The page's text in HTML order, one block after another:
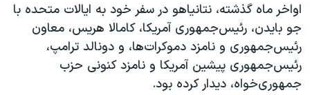
نرگس محمدی برنده جایزه نوبل صلح
همایش محافظه‌کاران آمریکا «سی‌پک»
صفحه‌های ویژه
سفر پرزیدنت ترامپ به چین
اواخر ماه گذشته، نتانیاهو در سفر خود به ایالات متحده با
جو بایدن، رئیس‌جمهوری آمریکا، کامالا هریس، معاون
رئیس‌جمهوری و نامزد دموکرات‌ها، و دونالد ترامپ،
رئیس‌جمهوری پیشین آمریکا و نامزد کنونی حزب
جمهوری‌خواه، دیدار کرده بود.